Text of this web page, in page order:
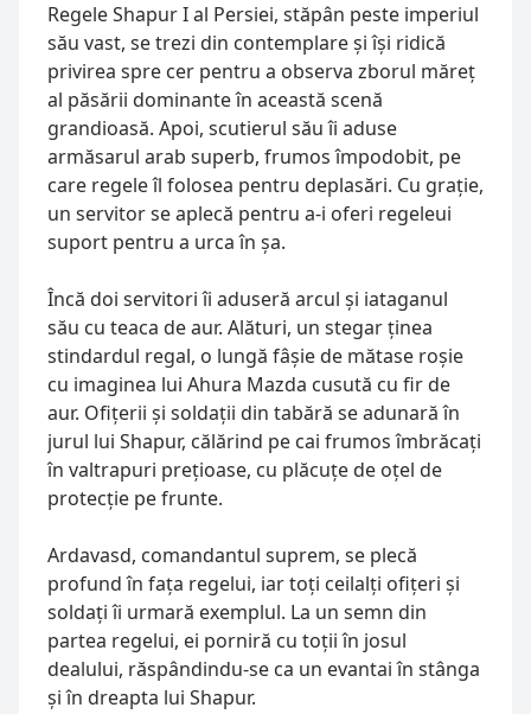
Regele Shapur I al Persiei, stăpân peste imperiul
său vast, se trezi din contemplare și își ridică
privirea spre cer pentru a observa zborul măreț
al păsării dominante în această scenă
grandioasă. Apoi, scutierul său îi aduse
armăsarul arab superb, frumos împodobit, pe
care regele îl folosea pentru deplasări. Cu grație,
un servitor se aplecă pentru a-i oferi regeleui
suport pentru a urca în șa.
Încă doi servitori îi aduseră arcul și iataganul
său cu teaca de aur. Alături, un stegar ținea
stindardul regal, o lungă fâșie de mătase roșie
cu imaginea lui Ahura Mazda cusută cu fir de
aur. Ofițerii și soldații din tabără se adunară în
jurul lui Shapur, călărind pe cai frumos îmbrăcați
în valtrapuri prețioase, cu plăcuțe de oțel de
protecție pe frunte.
Ardavasd, comandantul suprem, se plecă
profund în fața regelui, iar toți ceilalți ofițeri și
soldați îi urmară exemplul. La un semn din
partea regelui, ei porniră cu toții în josul
dealului, răspândindu-se ca un evantai în stânga
și în dreapta lui Shapur.